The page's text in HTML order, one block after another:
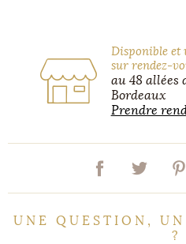
Disponible et
sur rendez-
au 48 allées
Bordeaux
Prendre
UNE QUESTION,
?